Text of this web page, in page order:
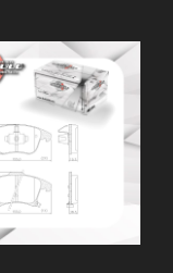
$
hasta
$
Las
opciones